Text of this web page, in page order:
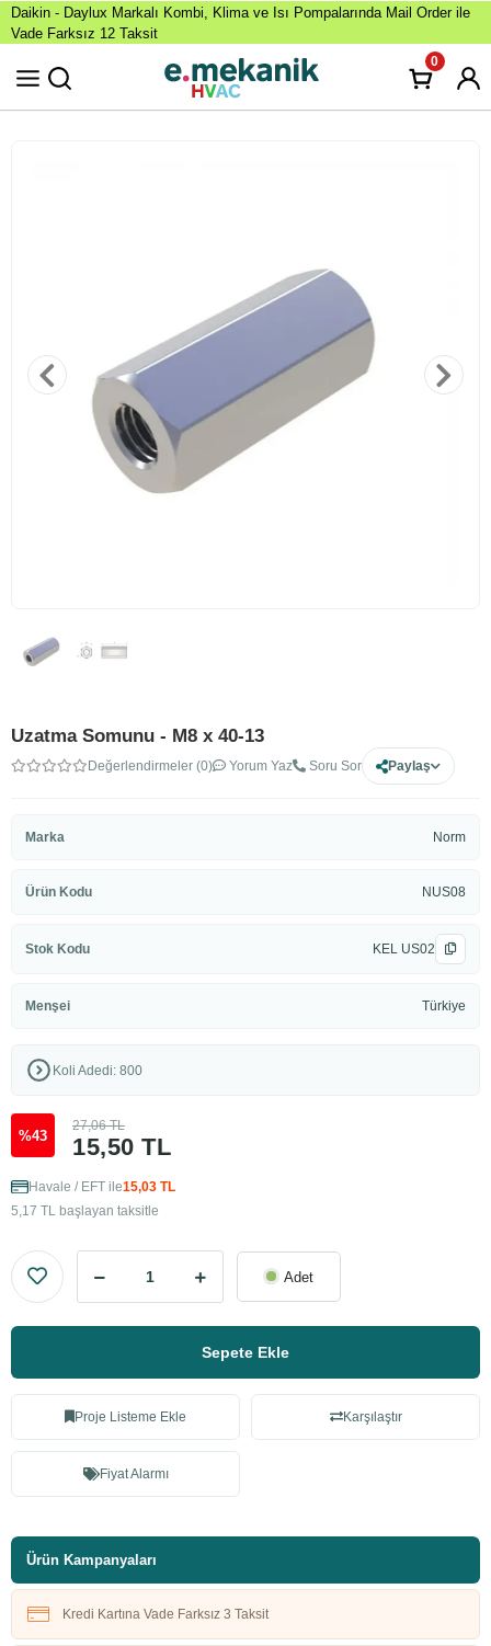
Daikin - Daylux Markalı Kombi, Klima ve Isı Pompalarında Mail Order ile
Vade Farksız 12 Taksit
0
Uzatma Somunu - M8 x 40-13
Değerlendirmeler (0) Yorum Yaz Soru Sor Paylaş
Marka Norm
Ürün Kodu NUS08
Stok Kodu KEL US02
Menşei Türkiye
Koli Adedi: 800
%43 15,50 TL
27,06 TL
Havale / EFT ile15,03 TL
5,17 TL başlayan taksitle
Adet
Sepete Ekle
Proje Listeme Ekle Karşılaştır
Fiyat Alarmı
Ürün Kampanyaları
Kredi Kartına Vade Farksız 3 Taksit